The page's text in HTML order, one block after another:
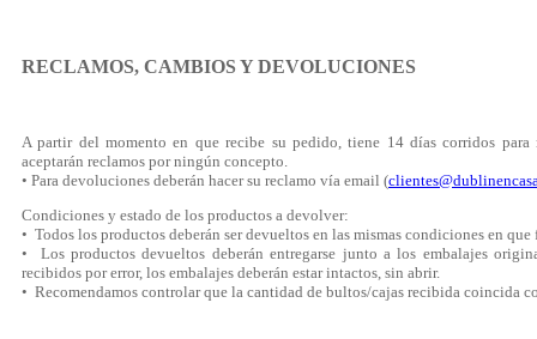
RECLAMOS, CAMBIOS Y DEVOLUCIONES
A partir del momento en que recibe su pedido, tiene 14 días corridos
aceptarán reclamos por ningún concepto.
• Para devoluciones deberán hacer su reclamo vía email (
Condiciones y estado de los productos a devolver:
• Todos los productos deberán ser devueltos en las mismas condiciones en
• Los productos devueltos deberán entregarse junto a los embalajes
recibidos por error, los embalajes deberán estar intactos, sin abrir.
• Recomendamos controlar que la cantidad de bultos/cajas recibida coincida